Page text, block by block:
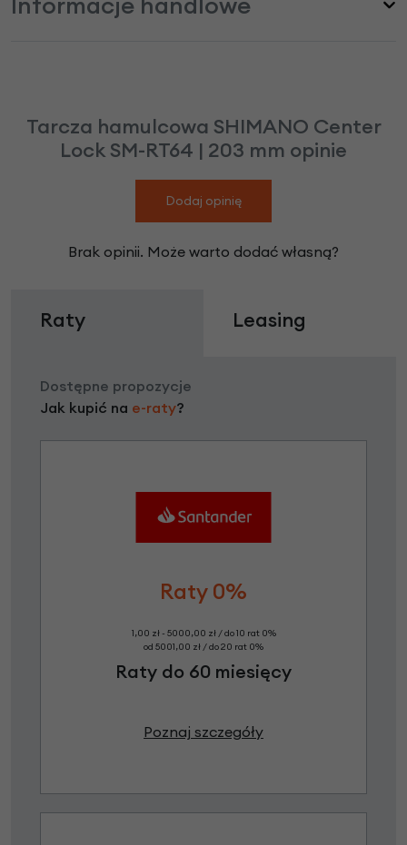
Tarcza hamulcowa SHIMANO Center
Lock SM-RT64 | 203 mm opinie
Dodaj opinię
Brak opinii. Może warto dodać własną?
Raty Leasing
Dostępne propozycje
Jak kupić na e-raty?
Raty 0%
1,00 zł - 5000,00 zł / do 10 rat 0%
od 5001,00 zł / do 20 rat 0%
Raty do 60 miesięcy
Poznaj szczegóły